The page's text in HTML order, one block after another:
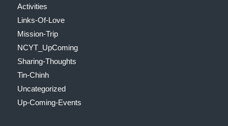
Activities
Links-Of-Love
Mission-Trip
NCYT_UpComing
Sharing-Thoughts
Tin-Chinh
Uncategorized
Up-Coming-Events